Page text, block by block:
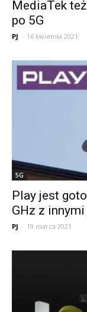
MediaTek
po 5G
PJ - 16 kwietnia 2021
5G
Play jest
GHz z
PJ - 19 marca 2021